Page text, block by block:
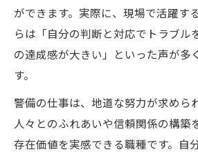
ができます。実際に、現場で活躍す
らは「自分の判断と対応でトラブル
の達成感が大きい」といった声が多
す。
警備の仕事は、地道な努力が求めら
人々とのふれあいや信頼関係の構築
存在価値を実感できる職種です。自